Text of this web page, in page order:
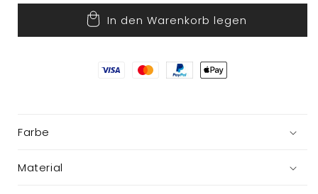
In den Warenkorb legen
Farbe
Material